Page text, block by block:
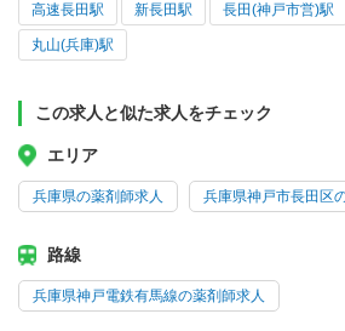
高速長田駅 新長田駅 長田(神戸市営)駅
丸山(兵庫)駅
この求人と似た求人をチェック
エリア
兵庫県の薬剤師求人 兵庫県神戸市長田区
路線
兵庫県神戸電鉄有馬線の薬剤師求人